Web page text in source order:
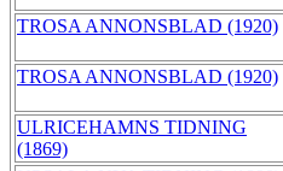
TROSA ANNONSBLAD (1920)
TROSA ANNONSBLAD (1920)
ULRICEHAMNS TIDNING
(1869)